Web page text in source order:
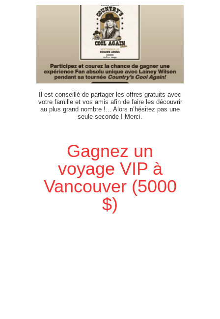
Il est conseillé de partager les offres gratuits avec
votre famille et vos amis afin de faire les découvrir
au plus grand nombre !... Alors n’hésitez pas une
seule seconde ! Merci.
Gagnez un
voyage VIP à
Vancouver (5000
$)